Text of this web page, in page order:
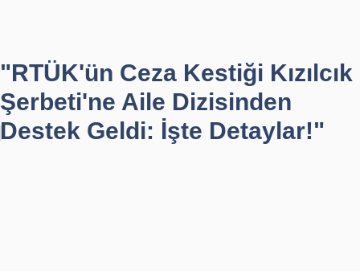
"RTÜK'ün Ceza Kestiği Kızılcık
Şerbeti'ne Aile Dizisinden
Destek Geldi: İşte Detaylar!"